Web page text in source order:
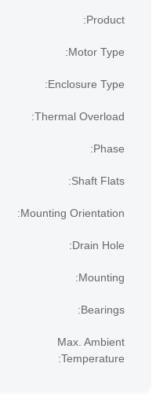
Product:
Motor Type:
Enclosure Type:
Thermal Overload:
Phase:
Shaft Flats:
Mounting Orientation:
Drain Hole:
Mounting:
Bearings:
Max. Ambient
Temperature: